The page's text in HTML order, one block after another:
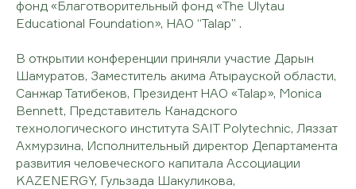
фонд «Благотворительный фонд «The Ulytau
Educational Foundation», НАО “Talap” .
В открытии конференции приняли участие Дарын
Шамуратов, Заместитель акима Атырауской области,
Санжар Татибеков, Президент НАО «Talap», Monica
Bennett, Представитель Канадского
технологического института SAIT Polytechnic, Ляззат
Ахмурзина, Исполнительный директор Департамента
развития человеческого капитала Ассоциации
KAZENERGY, Гульзада Шакуликова,